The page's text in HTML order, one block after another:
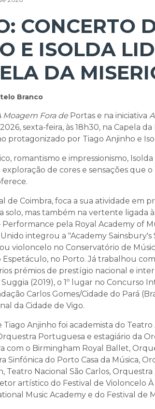
CONCERTO
E ISOLDA
DA
Branco
Moagem Fora de Portas e na iniciativa
sexta-feira, às 18h30, na Capela
protagonizado por Tiago Anjinho e
romantismo e impressionismo,
de cores e sensações que
de Coimbra, foca a sua atividade em
solo, mas também na vertente ligada
Performance pela Royal Academy of
integrou a "Academy Sainsbury's
violoncelo no Conservatório de
Espetáculo, no Porto. Já trabalhou
prémios de prestígio nacional e
(2019), o 1º lugar no Concurso
Carlos Gomes/Cidade do Pará
da Cidade de Vigo.
Tiago Anjinho foi academista do Teatro
Portuguesa e estagiário da
com o Birmingham Royal Ballet,
Sinfónica do Porto Casa da Música,
Teatro Nacional São Carlos,
artístico do Festival de Violoncelo
Music Academy e do Festival de